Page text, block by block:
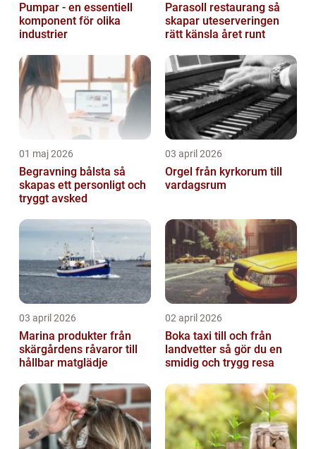
Pumpar - en essentiell
komponent för olika
industrier
Parasoll restaurang så
skapar uteserveringen
rätt känsla året runt
01 maj 2026
Begravning bålsta så
skapas ett personligt och
tryggt avsked
03 april 2026
Orgel från kyrkorum till
vardagsrum
03 april 2026
Marina produkter från
skärgårdens råvaror till
hållbar matglädje
02 april 2026
Boka taxi till och från
landvetter så gör du en
smidig och trygg resa